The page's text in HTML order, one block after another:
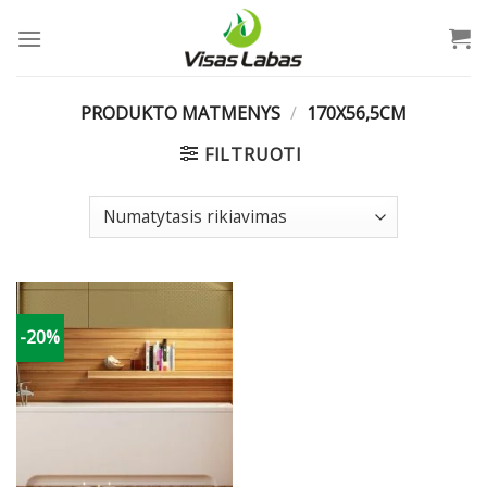
PRODUKTO MATMENYS / 170X56,5CM
FILTRUOTI
-20%